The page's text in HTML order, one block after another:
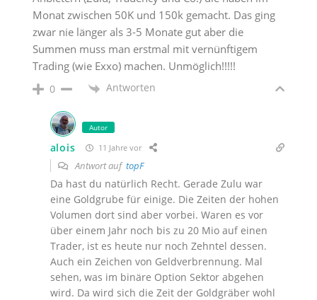
Monat zwischen 50K und 150k gemacht. Das ging
zwar nie länger als 3-5 Monate gut aber die
Summen muss man erstmal mit vernünftigem
Trading (wie Exxo) machen. Unmöglich!!!!!
0 Antworten
Autor
alois 11 Jahre vor
Antwort auf topF
Da hast du natürlich Recht. Gerade Zulu war
eine Goldgrube für einige. Die Zeiten der hohen
Volumen dort sind aber vorbei. Waren es vor
über einem Jahr noch bis zu 20 Mio auf einen
Trader, ist es heute nur noch Zehntel dessen.
Auch ein Zeichen von Geldverbrennung. Mal
sehen, was im binäre Option Sektor abgehen
wird. Da wird sich die Zeit der Goldgräber wohl